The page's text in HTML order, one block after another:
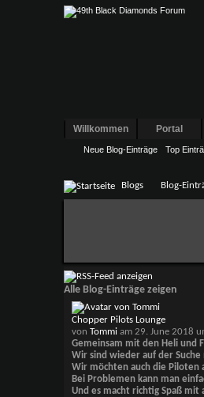
Willkommen Portal
Neue Blog-Einträge Top
Blogs Blog-
Alle Blog-Einträge zeigen
Chopper Pilots Lounge
von Tommiam 29. June 2018
Gemeinsam mit den Heli und
Wir sind wieder auf der
Wir möchten auch die Piloten
Bei Problemen kann man
Und es macht richtig Spaß